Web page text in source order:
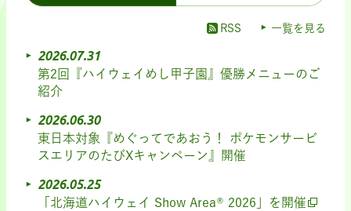
RSS 一覧を見る
2026.07.31
第2回『ハイウェイめし甲子園』優勝メニューのご
紹介
2026.06.30
東日本対象『めぐってであおう！ ポケモンサービ
スエリアのたびXキャンペーン』開催
2026.05.25
「北海道ハイウェイ Show Area® 2026」を開催